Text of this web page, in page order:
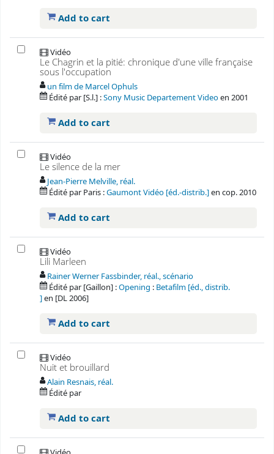
Add to cart
Vidéo
Le Chagrin et la pitié: chronique d'une ville française
sous l'occupation
un film de Marcel Ophuls
Édité par [S.l.] :Sony Music Departement Videoen 2001
Add to cart
Vidéo
Le silence de la mer
Jean-Pierre Melville, réal.
Édité par Paris :Gaumont Vidéo [éd.-distrib.]en cop. 2010
Add to cart
Vidéo
Lili Marleen
Rainer Werner Fassbinder, réal., scénario
Édité par [Gaillon] :Opening : Betafilm [éd., distrib.
]en [DL 2006]
Add to cart
Vidéo
Nuit et brouillard
Alain Resnais, réal.
Édité par
Add to cart